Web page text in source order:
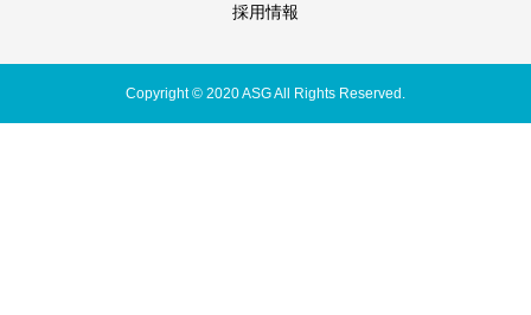
採用情報
Copyright © 2020 ASG All Rights Reserved.